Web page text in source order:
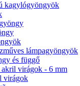
kagylógyöngyök
lámpagyöngyök
és függő
virágok - 6 mm
virágok